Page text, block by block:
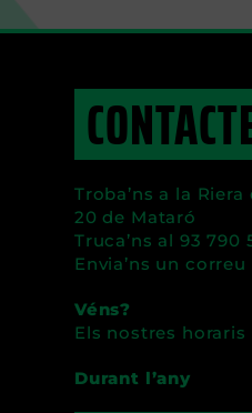
Troba’ns a la Riera
20 de Mataró
Truca’ns al 93 790
Envia’ns un correu
Véns?
Els nostres horaris
Durant l’any